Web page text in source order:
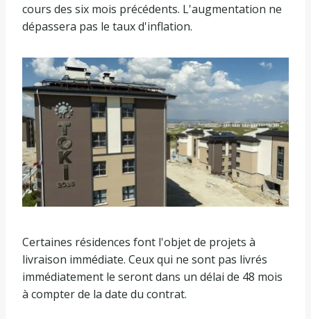
cours des six mois précédents. L'augmentation ne
dépassera pas le taux d'inflation.
Certaines résidences font l'objet de projets à
livraison immédiate. Ceux qui ne sont pas livrés
immédiatement le seront dans un délai de 48 mois
à compter de la date du contrat.